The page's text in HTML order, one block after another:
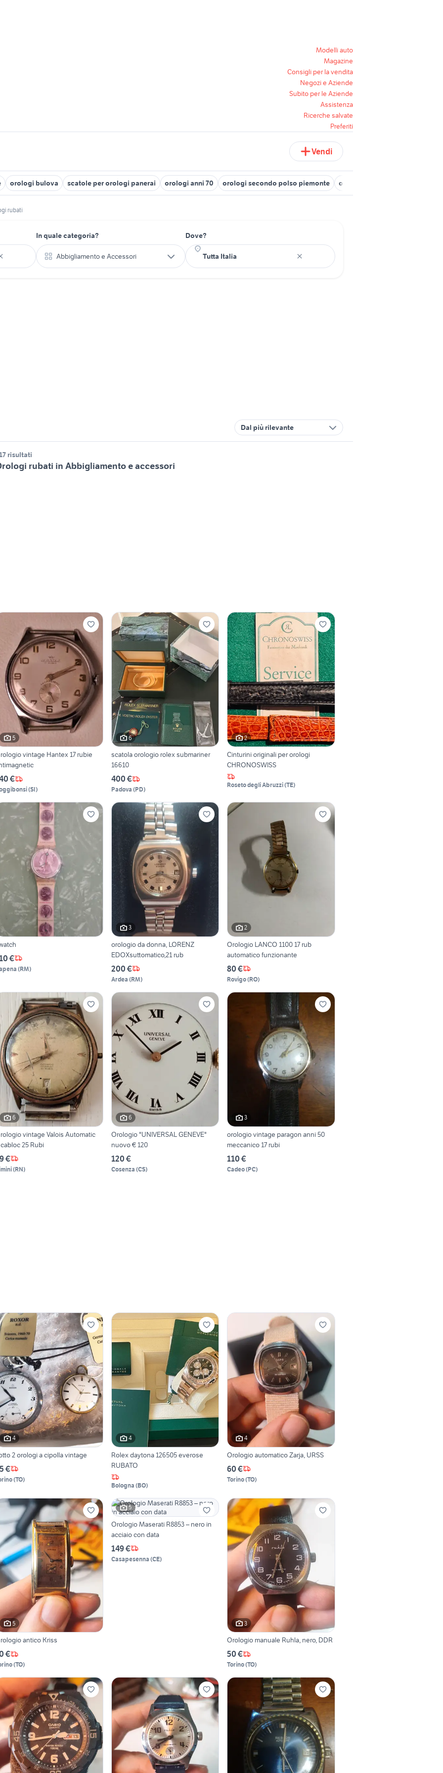
Modelli auto
Magazine
Consigli per la vendita
Negozi e Aziende
Subito per le Aziende
Assistenza
Ricerche salvate
Preferiti
Vendi
orologi bulova scatole per orologi panerai orologi anni 70 orologi secondo polso piemonte orologio stainless steel back
rubati
In quale categoria?
Abbigliamento e Accessori
Dove?
Dal più rilevante
risultati
rubati in Abbigliamento e accessori
5
vintage Hantex 17 rubie
€
(SI)
6
scatola orologio rolex submariner
16610
400 €
Padova (PD)
2
Cinturini originali per orologi
CHRONOSWISS
Roseto degli Abruzzi(TE)
€
(RM)
3
orologio da donna, LORENZ
EDOXsuttomatico,21 rub
200 €
Ardea (RM)
2
Orologio LANCO 1100 17 rub
automatico funzionante
80 €
Rovigo(RO)
6
vintage Valois Automatic
25 Rubi
€
(RN)
6
Orologio "UNIVERSAL GENEVE"
nuovo € 120
120 €
Cosenza (CS)
3
orologio vintage paragon anni 50
meccanico 17 rubi
110 €
Cadeo(PC)
4
2 orologi a cipolla vintage
€
(TO)
4
Rolex daytona 126505 everose
RUBATO
Bologna (BO)
4
Orologio automatico Zarja, URSS
60 €
Torino(TO)
5
antico Kriss
€
(TO)
5
Orologio Maserati R8853 – nero in
acciaio con data
149 €
Casapesenna (CE)
3
Orologio manuale Ruhla, nero, DDR
50 €
Torino(TO)